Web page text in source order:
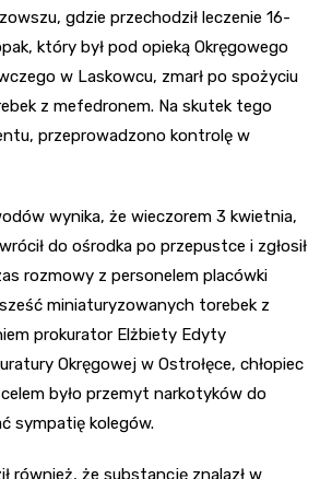
gdzie przechodził leczenie 16-
który był pod opieką Okręgowego
w Laskowcu, zmarł po spożyciu
z mefedronem. Na skutek tego
przeprowadzono kontrolę w
wynika, że wieczorem 3 kwietnia,
do ośrodka po przepustce i zgłosił
rozmowy z personelem placówki
sześć miniaturyzowanych torebek z
prokurator Elżbiety Edyty
Okręgowej w Ostrołęce, chłopiec
celem było przemyt narkotyków do
sympatię kolegów.